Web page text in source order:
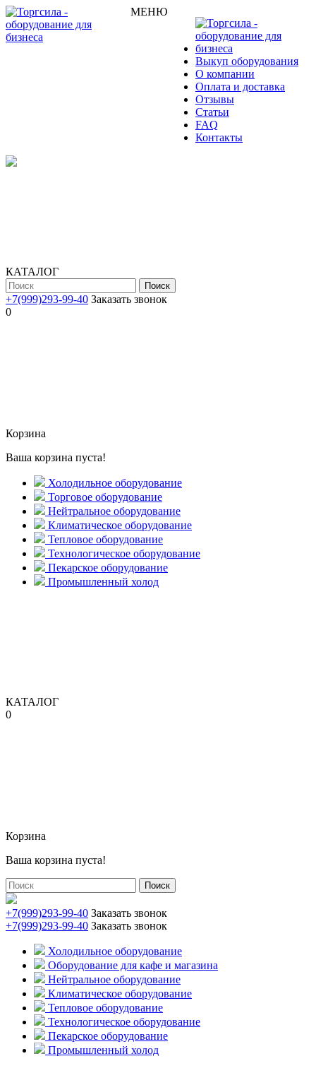
МЕНЮ
Выкуп оборудования
О компании
Оплата и доставка
Отзывы
Статьи
FAQ
Контакты
КАТАЛОГ
Поиск
+7(999)293-99-40 Заказать звонок
0
Корзина
Ваша корзина пуста!
Холодильное оборудование
Торговое оборудование
Нейтральное оборудование
Климатическое оборудование
Тепловое оборудование
Технологическое оборудование
Пекарское оборудование
Промышленный холод
КАТАЛОГ
0
Корзина
Ваша корзина пуста!
Поиск
+7(999)293-99-40 Заказать звонок
+7(999)293-99-40 Заказать звонок
Холодильное оборудование
Оборудование для кафе и магазина
Нейтральное оборудование
Климатическое оборудование
Тепловое оборудование
Технологическое оборудование
Пекарское оборудование
Промышленный холод